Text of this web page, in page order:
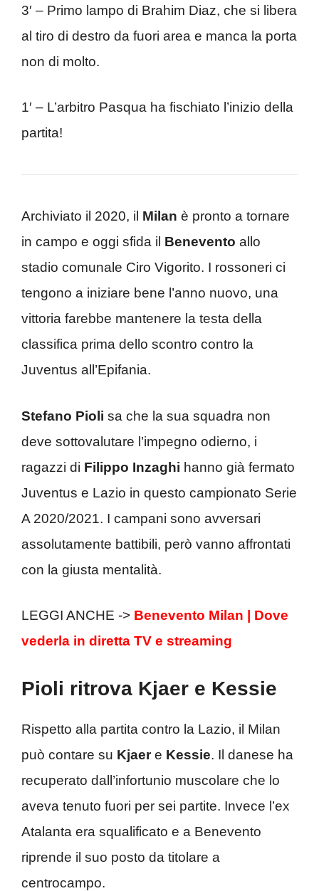
3′ – Primo lampo di Brahim Diaz, che si libera
al tiro di destro da fuori area e manca la porta
non di molto.
1′ – L’arbitro Pasqua ha fischiato l’inizio della
partita!
Archiviato il 2020, il Milan è pronto a tornare
in campo e oggi sfida il Benevento allo
stadio comunale Ciro Vigorito. I rossoneri ci
tengono a iniziare bene l’anno nuovo, una
vittoria farebbe mantenere la testa della
classifica prima dello scontro contro la
Juventus all’Epifania.
Stefano Pioli sa che la sua squadra non
deve sottovalutare l’impegno odierno, i
ragazzi di Filippo Inzaghi hanno già fermato
Juventus e Lazio in questo campionato Serie
A 2020/2021. I campani sono avversari
assolutamente battibili, però vanno affrontati
con la giusta mentalità.
LEGGI ANCHE -> Benevento Milan | Dove
vederla in diretta TV e streaming
Pioli ritrova Kjaer e Kessie
Rispetto alla partita contro la Lazio, il Milan
può contare su Kjaere Kessie. Il danese ha
recuperato dall’infortunio muscolare che lo
aveva tenuto fuori per sei partite. Invece l’ex
Atalanta era squalificato e a Benevento
riprende il suo posto da titolare a
centrocampo.